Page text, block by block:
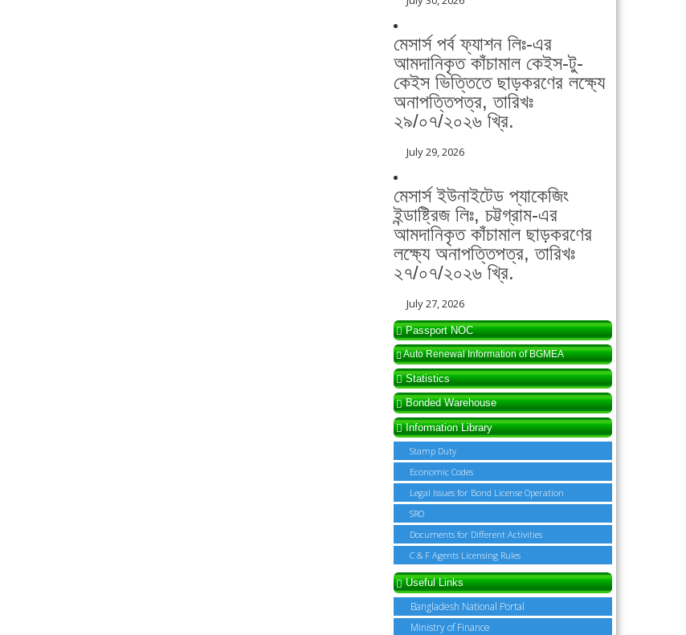
মেসার্স পর্ব ফ্যাশন লিঃ-এর
আমদানিকৃত কাঁচামাল কেইস-টু-
কেইস ভিত্তিতে ছাড়করণের লক্ষ্যে
অনাপত্তিপত্র, তারিখঃ
২৯/০৭/২০২৬ খ্রি.
July 29, 2026
মেসার্স ইউনাইটেড প্যাকেজিং
ইন্ডাষ্ট্রিজ লিঃ, চট্টগ্রাম-এর
আমদানিকৃত কাঁচামাল ছাড়করণের
লক্ষ্যে অনাপত্তিপত্র, তারিখঃ
২৭/০৭/২০২৬ খ্রি.
July 27, 2026
Passport NOC
Auto Renewal Information of BGMEA
Statistics
Bonded Warehouse
Information Library
Stamp Duty
Economic Codes
Legal Issues for Bond License Operation
SRO
Documents for Different Activities
C & F Agents Licensing Rules
Useful Links
Bangladesh National Portal
Ministry of Finance